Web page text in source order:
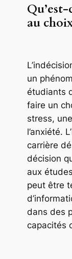
au
un
étudiants
faire un
stress,
l’anxiété.
carrière
décision
aux
peut être
dans des
capacités